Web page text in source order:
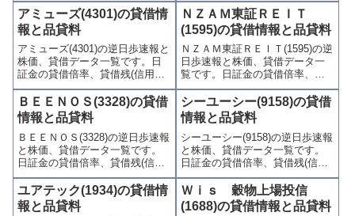
料(逆日歩)、東証の週末残高、規
制(注意喚起・申込停止)など、空
売り関連情報を集計し、図解で
わかりやすくまとめて掲載して
います。
歩)、東証の週末残高、規制(注意
喚起・申込停止)など、空売り関
連情報を集計し、図解でわかり
やすくまとめて掲載していま
す。
アミューズ(4301)の貸借情
報と品貸料
アミューズ(4301)の逆日歩速報と
株価、貸借データ一覧です。日
証金の貸借倍率、貸借残(信用買
残、信用売残)、品貸料(逆日
歩)、東証の週末残高、規制(注意
喚起・申込停止)など、空売り関
連情報を集計し、図解でわかり
やすくまとめて掲載していま
す。
ＮＺＡＭ東証ＲＥＩＴ
(1595)の貸借情報と品貸料
ＮＺＡＭ東証ＲＥＩＴ(1595)の逆
日歩速報と株価、貸借データ一
覧です。日証金の貸借倍率、貸
借残(信用買残、信用売残)、品貸
料(逆日歩)、東証の週末残高、規
制(注意喚起・申込停止)など、空
売り関連情報を集計し、図解で
わかりやすくまとめて掲載して
います。
ＢＥＥＮＯＳ(3328)の貸借
情報と品貸料
ＢＥＥＮＯＳ(3328)の逆日歩速報
と株価、貸借データ一覧です。
日証金の貸借倍率、貸借残(信用
買残、信用売残)、品貸料(逆日
歩)、東証の週末残高、規制(注意
喚起・申込停止)など、空売り関
連情報を集計し、図解でわかり
シーユーシー(9158)の貸借
情報と品貸料
シーユーシー(9158)の逆日歩速報
と株価、貸借データ一覧です。
日証金の貸借倍率、貸借残(信用
買残、信用売残)、品貸料(逆日
歩)、東証の週末残高、規制(注意
喚起・申込停止)など、空売り関
連情報を集計し、図解でわかり
ユアテック(1934)の貸借情
報と品貸料
Ｗｉｓ 穀物上場投信
(1688)の貸借情報と品貸料